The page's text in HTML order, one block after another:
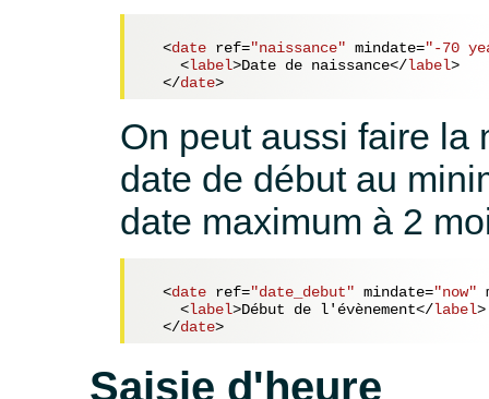
<date ref="naissance" mindate="-70
<label>Date de naissance</label>
</date>
On peut aussi faire la
date de début au
date maximum à 2
<date ref="date_debut" mindate="now"
<label>Début de l'évènement</label>
</date>
Saisie d'heure